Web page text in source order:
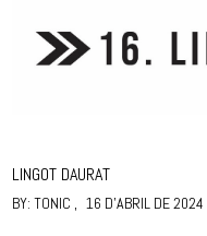
LINGOT DAURAT
BY:TONIC 16 D'ABRIL DE 2024